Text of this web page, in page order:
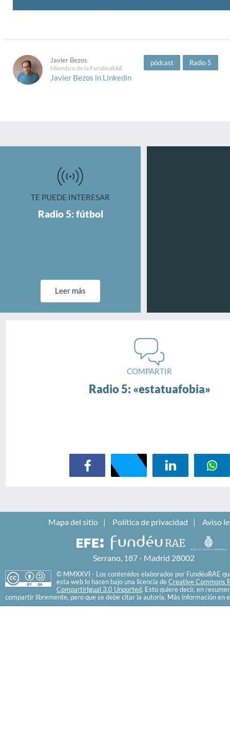
Javier Bezos
Miembro de la FundéuRAE
Javier Bezos in Linkedin
pódcast Radio 5
TE PUEDE INTERESAR
Radio 5: fútbol
Leer más
COMPARTIR
Radio 5: «estatuafobia»
Mapa del sitio Política de privacidad Aviso
Serrano, 187 - Madrid 28002
© MMXXVI - Los contenidos elaborados por FundéuRAE
esta web lo hacen bajo una licencia de Creative Commons
CompartirIgual 3.0 Unported. Esto quiere decir, en
compartir libremente, pero que se debe citar la autoría. Más información en